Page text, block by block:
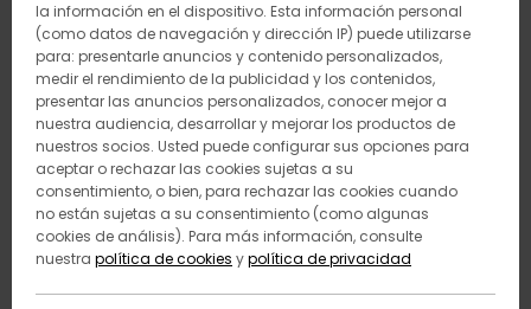
la información en el dispositivo. Esta información personal
(como datos de navegación y dirección IP) puede utilizarse
para: presentarle anuncios y contenido personalizados,
medir el rendimiento de la publicidad y los contenidos,
presentar las anuncios personalizados, conocer mejor a
nuestra audiencia, desarrollar y mejorar los productos de
nuestros socios. Usted puede configurar sus opciones para
aceptar o rechazar las cookies sujetas a su
consentimiento, o bien, para rechazar las cookies cuando
no están sujetas a su consentimiento (como algunas
cookies de análisis). Para más información, consulte
nuestra política de cookies ypolítica de privacidad